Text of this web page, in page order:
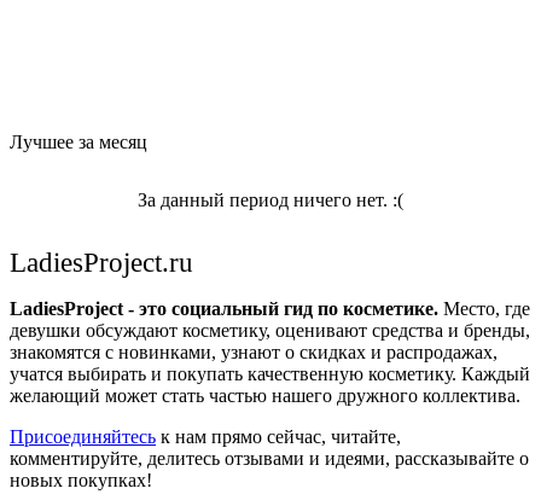
Лучшее за месяц
За данный период ничего нет. :(
LadiesProject.ru
LadiesProject - это социальный гид по косметике. Место, где
девушки обсуждают косметику, оценивают средства и бренды,
знакомятся с новинками, узнают о скидках и распродажах,
учатся выбирать и покупать качественную косметику. Каждый
желающий может стать частью нашего дружного коллектива.
Присоединяйтесь к нам прямо сейчас, читайте,
комментируйте, делитесь отзывами и идеями, рассказывайте о
новых покупках!